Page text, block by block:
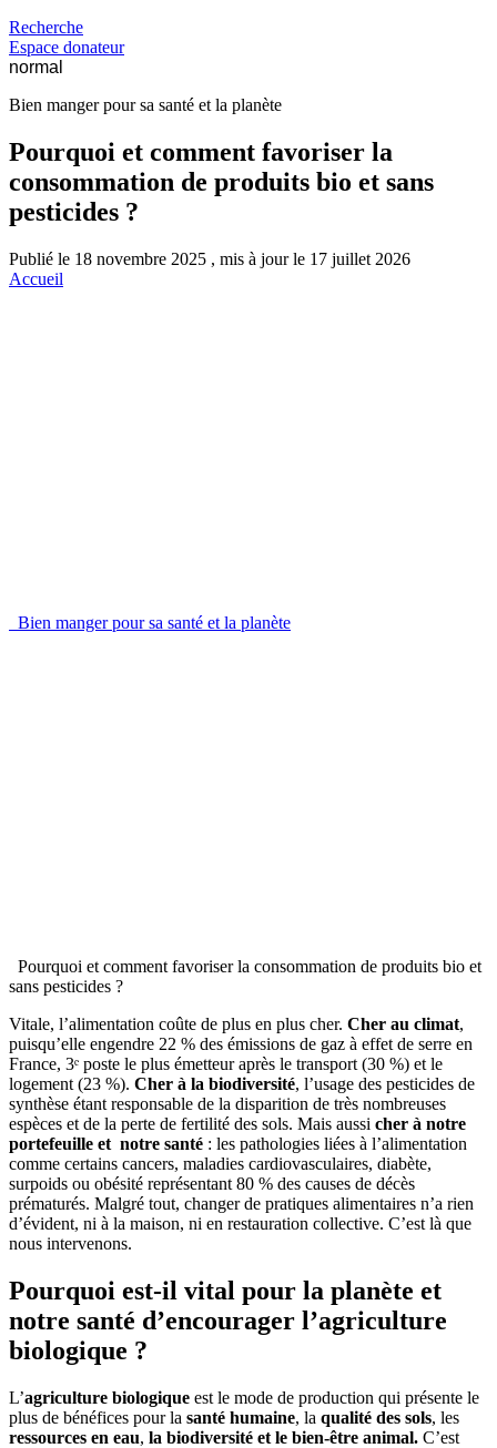
Recherche
Espace donateur
normal
Bien manger pour sa santé et la planète
Pourquoi et comment favoriser la
consommation de produits bio et sans
pesticides ?
Publié le 18 novembre 2025 , mis à jour le 17 juillet 2026
Accueil
Bien manger pour sa santé et la planète
Pourquoi et comment favoriser la consommation de produits bio et
sans pesticides ?
Vitale, l’alimentation coûte de plus en plus cher. Cher au climat,
puisqu’elle engendre 22 % des émissions de gaz à effet de serre en
France, 3ᵉ poste le plus émetteur après le transport (30 %) et le
logement (23 %). Cher à la biodiversité, l’usage des pesticides de
synthèse étant responsable de la disparition de très nombreuses
espèces et de la perte de fertilité des sols. Mais aussi cher à notre
portefeuille et notre santé : les pathologies liées à l’alimentation
comme certains cancers, maladies cardiovasculaires, diabète,
surpoids ou obésité représentant 80 % des causes de décès
prématurés. Malgré tout, changer de pratiques alimentaires n’a rien
d’évident, ni à la maison, ni en restauration collective. C’est là que
nous intervenons.
Pourquoi est-il vital pour la planète et
notre santé d’encourager l’agriculture
biologique ?
L’agriculture biologique est le mode de production qui présente le
plus de bénéfices pour la santé humaine, la qualité des sols, les
ressources en eau, la biodiversité et le bien-être animal. C’est